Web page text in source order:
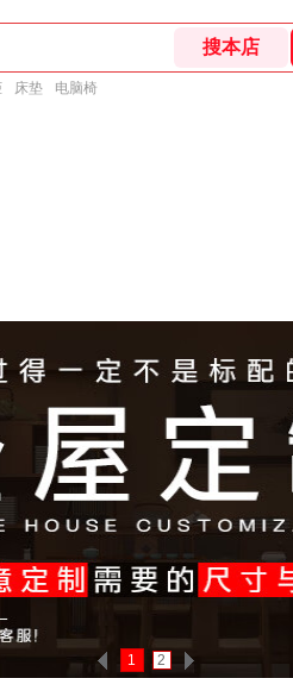
床垫 电脑椅
1 2